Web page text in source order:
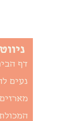
דף
נעים
המכולת